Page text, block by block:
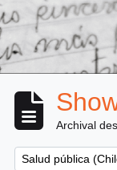
Archival
Remove filter:
Salud pública